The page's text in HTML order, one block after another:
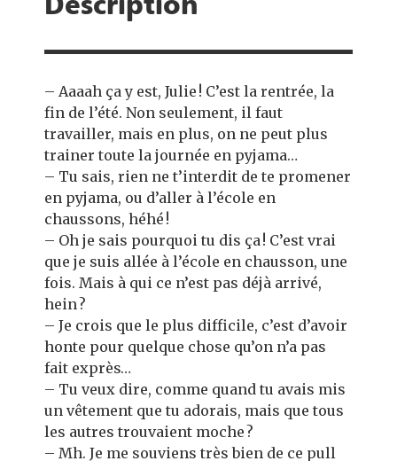
Description
– Aaaah ça y est, Julie ! C’est la rentrée, la
fin de l’été. Non seulement, il faut
travailler, mais en plus, on ne peut plus
trainer toute la journée en pyjama…
– Tu sais, rien ne t’interdit de te promener
en pyjama, ou d’aller à l’école en
chaussons, héhé !
– Oh je sais pourquoi tu dis ça ! C’est vrai
que je suis allée à l’école en chausson, une
fois. Mais à qui ce n’est pas déjà arrivé,
hein ?
– Je crois que le plus difficile, c’est d’avoir
honte pour quelque chose qu’on n’a pas
fait exprès…
– Tu veux dire, comme quand tu avais mis
un vêtement que tu adorais, mais que tous
les autres trouvaient moche ?
– Mh. Je me souviens très bien de ce pull